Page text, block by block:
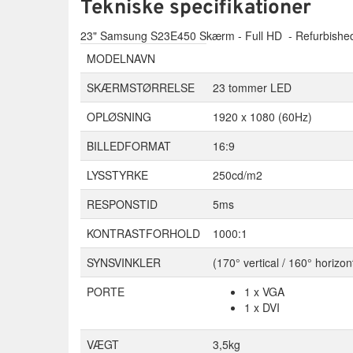
Tekniske specifikationer
23" Samsung S23E450 Skærm - Full HD -
MODELNAVN
SKÆRMSTØRRELSE
23 tommer LED
OPLØSNING
1920 x 1080 (60Hz)
BILLEDFORMAT
16:9
LYSSTYRKE
250cd/m2
RESPONSTID
5ms
KONTRASTFORHOLD
1000:1
SYNSVINKLER
(170° vertical / 160°
PORTE
1 x VGA
1 x DVI
VÆGT
3,5kg